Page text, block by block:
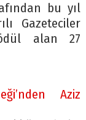
bu yıl
Gazeteciler
ödül alan 27
Aziz